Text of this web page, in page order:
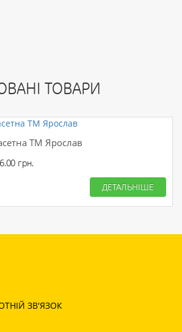
ТОВАРИ
ТМ Ярослав
грн.
ДЕТАЛЬНІШЕ
ЗВ'ЯЗОК